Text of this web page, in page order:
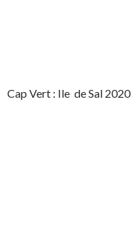
Cap Vert : Ile de Sal 2020